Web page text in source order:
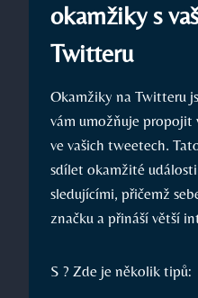
okamžiky s
Twitteru
Okamžiky na Twitteru
vám umožňuje propojit
ve vašich tweetech.
sdílet okamžité
sledujícími, přičemž
značku a přináší větší
S ? Zde je několik tipů: